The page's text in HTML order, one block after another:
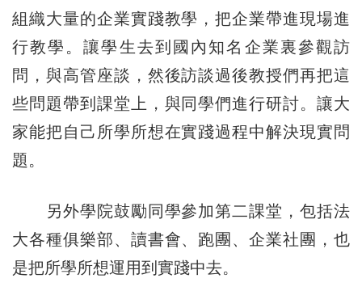
組織大量的企業實踐教學，把企業帶進現場進
行教學。讓學生去到國內知名企業裏參觀訪
問，與高管座談，然後訪談過後教授們再把這
些問題帶到課堂上，與同學們進行研討。讓大
家能把自己所學所想在實踐過程中解決現實問
題。
另外學院鼓勵同學參加第二課堂，包括法
大各種俱樂部、讀書會、跑團、企業社團，也
是把所學所想運用到實踐中去。